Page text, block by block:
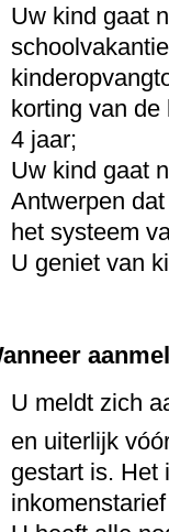
Uw kind gaat
korting van
4 jaar;
Uw kind gaat
Antwerpen
het systeem
U geniet van
U meldt zich
en uiterlijk
gestart is. Het